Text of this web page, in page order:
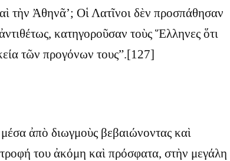
τὴν Ἀθηνᾶ’; Οἱ Λατῖνοι δὲν προσπάθησαν
κατηγοροῦσαν τοὺς Ἕλληνες ὅτι
τῶν προγόνων τους”.[127]
ἀπὸ διωγμοὺς βεβαιώνοντας καὶ
του ἀκόμη καὶ πρόσφατα, στὴν μεγάλη